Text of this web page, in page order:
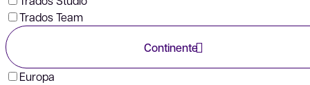
Trados Team
Continente
Europa